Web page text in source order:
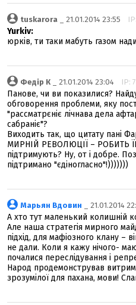
tuskarora _ 21.01.2014 23:55
Yurkiv:
юрків, ти таки мабуть газом
Федір К _ 21.01.2014 23:04 IP:
Панове, чи ви показилися?
обговорення проблеми, яку
"рассматрєніє лічнава дела
сабраніє"?
Виходить так, що цитату пані
МИРНІЙ РЕВОЛЮЦІЇ – РОБИТЬ
підтримують? Ну, от і добре.
підтримано "єдіногласно"!)))))))
Марьян Вдовин _ 21.01.2014
А хто тут маленький колишній
Але наша стратегія мирного
підхід, для мафіозного клану –
не дали. Коли я кажу нічого-
почалися переслідування і
Народ продемонстрував
зрозумілої для пахана, мови!